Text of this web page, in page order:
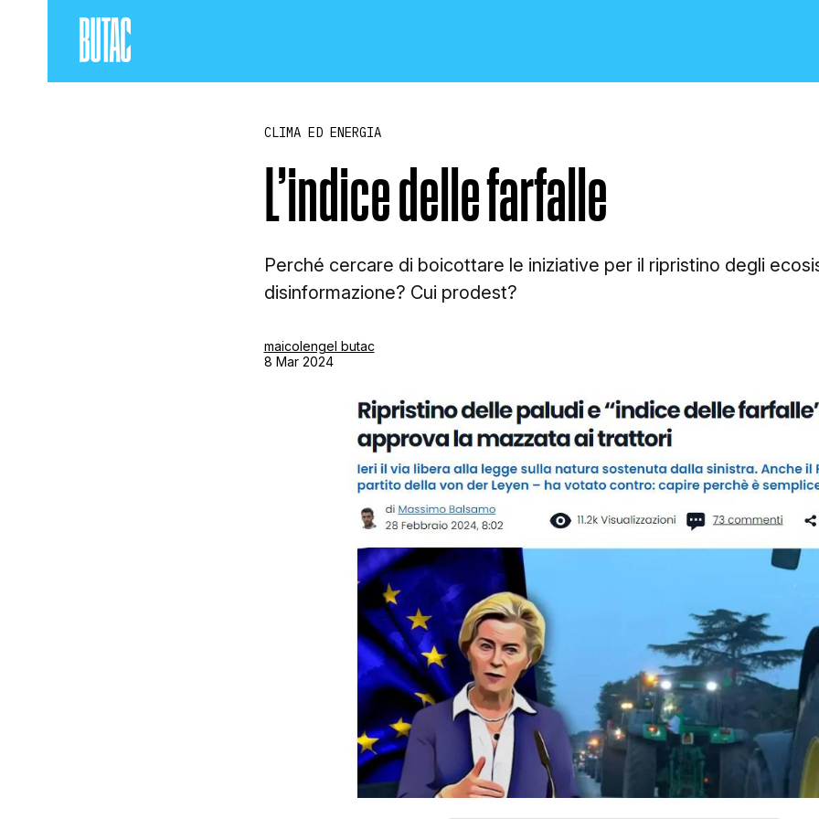
SCIENZA E TECNOLOGIA
STORIA E CITAZIONI
INTRATTENIMENTO
COMPLOTTI, LEGGENDE URBANE ED
EDITORIALI
TRUFFE E SOCIAL NETWORK
CLIMA ED ENERGIA
CLIMA ED ENERGIA
L’indice delle farfalle
Perché cercare di boicottare le iniziative per il ripristino degli
disinformazione? Cui prodest?
maicolengel butac
8 Mar 2024